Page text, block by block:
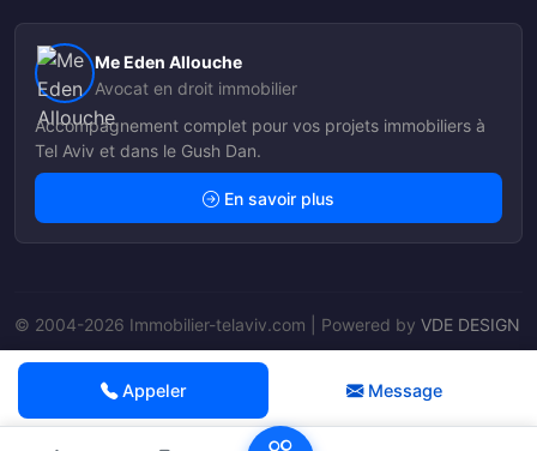
Appeler Message
Me Eden Allouche
Avocat en droit immobilier
Accompagnement complet pour vos projets immobiliers à
Tel Aviv et dans le Gush Dan.
En savoir plus
© 2004-2026 Immobilier-telaviv.com | Powered by VDE DESIGN
Nos Agents